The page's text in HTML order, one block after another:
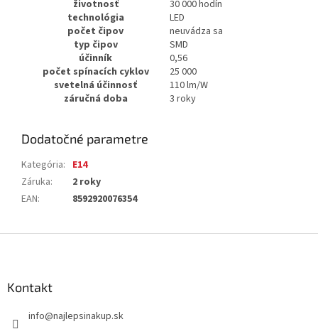
životnosť
30 000 hodín
technológia
LED
počet čipov
neuvádza sa
typ čipov
SMD
účinník
0,56
počet spínacích cyklov
25 000
svetelná účinnosť
110 lm/W
záručná doba
3 roky
Dodatočné parametre
Kategória: E14
Záruka:
2 roky
EAN: 8592920076354
Kontakt
info@najlepsinakup.sk